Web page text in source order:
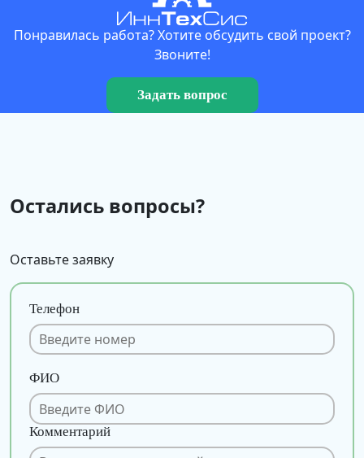
Понравилась работа? Хотите обсудить свой проект?
Звоните!
Задать вопрос
Остались вопросы?
Оставьте заявку
Телефон
ФИО
Комментарий